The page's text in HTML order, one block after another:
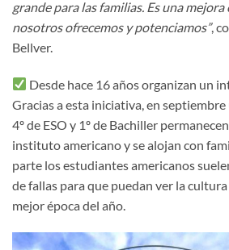
grande para las familias. Es una
nosotros ofrecemos y potenciamos”,
Bellver.
Desde hace 16 años organizan un
Gracias a esta iniciativa, en
4º de ESO y 1º de Bachiller
instituto americano y se alojan con
parte los estudiantes americanos
de fallas para que puedan ver la
mejor época del año.